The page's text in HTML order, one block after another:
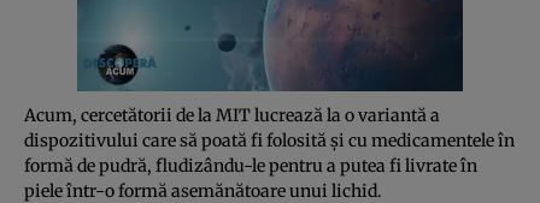
Acum, cercetătorii de la MIT lucrează la o variantă a
dispozitivului care să poată fi folosită şi cu medicamentele în
formă de pudră, fludizându-le pentru a putea fi livrate în
piele într-o formă asemănătoare unui lichid.